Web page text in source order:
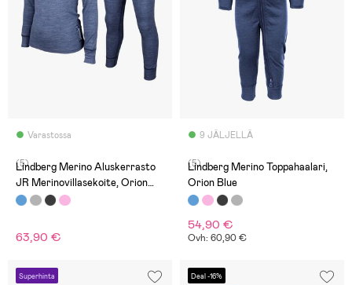
Varastossa
(5)
Lindberg Merino Aluskerrasto
JR Merinovillasekoite, Orion
Blue
63,90 €
9 JÄLJELLÄ
(5)
Lindberg Merino Toppahaalari,
Orion Blue
54,90 €
Ovh: 60,90 €
Superhinta Deal -16%